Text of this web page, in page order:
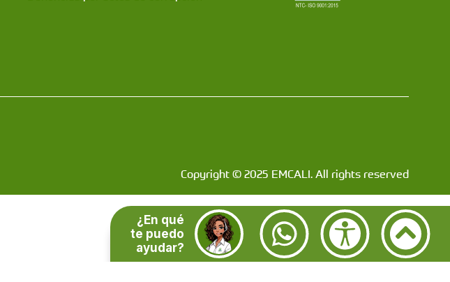
¿En qué
te puedo
ayudar?
Copyright © 2025 EMCALI. All rights reserved